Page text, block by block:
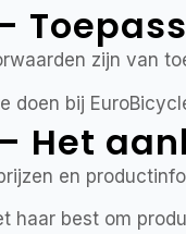
zijn van
doen bij
Het
en
haar best om